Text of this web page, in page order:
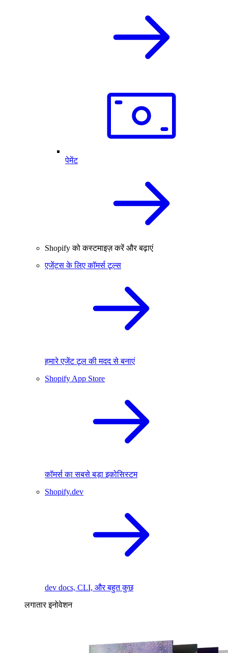
पेमेंट
Shopify को कस्टमाइज़ करें और बढ़ाएं
एजेंट्स के लिए कॉमर्स टूल्स
हमारे एजेंट टूल की मदद से बनाएं
Shopify App Store
कॉमर्स का सबसे बड़ा इकोसिस्टम
Shopify.dev
dev docs, CLI, और बहुत कुछ
लगातार इनोवेशन